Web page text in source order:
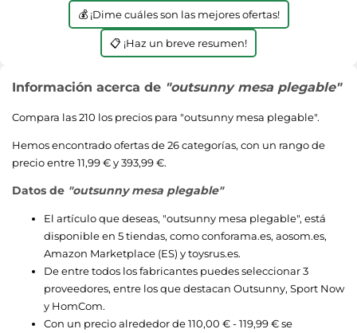
💰 ¡Dime cuáles son las mejores ofertas!
📋 ¡Haz un breve resumen!
Información acerca de "outsunny mesa plegable"
Compara las 210 los precios para "outsunny mesa plegable".
Hemos encontrado ofertas de 26 categorías, con un rango de
precio entre 11,99 € y 393,99 €.
Datos de "outsunny mesa plegable"
El artículo que deseas, "outsunny mesa plegable", está
disponible en 5 tiendas, comoconforama.es, aosom.es,
Amazon Marketplace (ES) ytoysrus.es.
De entre todos los fabricantes puedes seleccionar 3
proveedores, entre los que destacan Outsunny, Sport Now
y HomCom.
Con un precio alrededor de110,00 € - 119,99 €se